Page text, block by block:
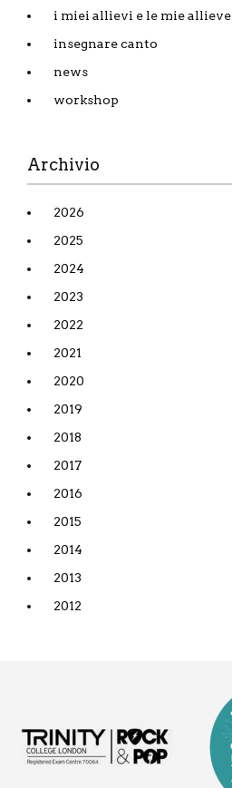
i miei allievi e le mie allieve
insegnare canto
news
workshop
Archivio
2026
2025
2024
2023
2022
2021
2020
2019
2018
2017
2016
2015
2014
2013
2012